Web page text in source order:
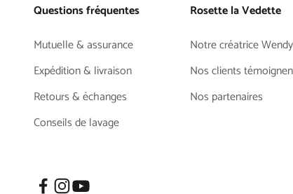
Questions fréquentes
Mutuelle & assurance
Expédition & livraison
Retours & échanges
Conseils de lavage
Rosette la Vedette
Notre créatrice Wendy
Nos clients
Nos partenaires